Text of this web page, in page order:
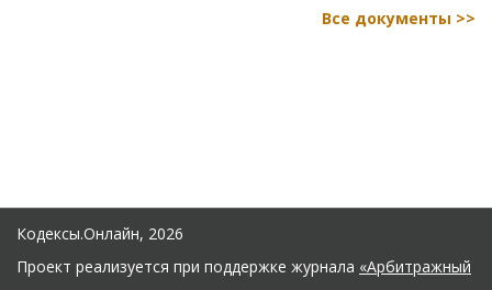
Все документы >>
Кодексы.Онлайн, 2026
Проект реализуется при поддержке журнала «Арбитражный